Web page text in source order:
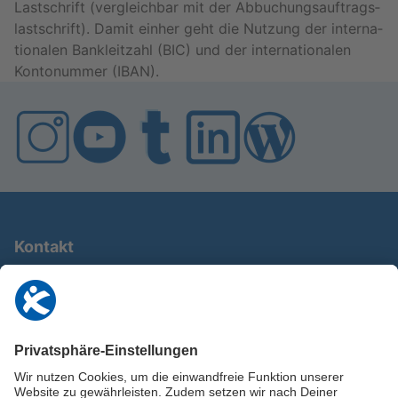
Last­schrift (ver­gleich­bar mit der Ab­bu­chungs­auf­trags­
last­schrift). Damit ein­her geht die Nut­zung der in­ter­na­
tio­na­len Bank­leit­zahl (BIC) und der in­ter­na­tio­na­len
Kon­to­num­mer (IBAN).
Kontakt
0911 / 9234 950
info@deutschland-im-plus.de
Impressum